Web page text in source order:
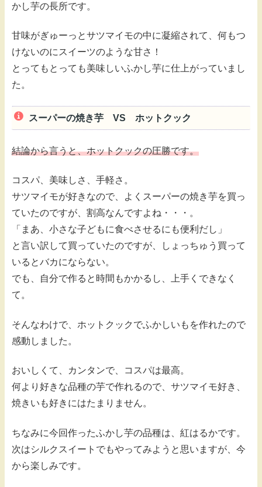
かし芋の長所です。
甘味がぎゅーっとサツマイモの中に凝縮されて、何もつ
けないのにスイーツのような甘さ！
とってもとっても美味しいふかし芋に仕上がっていまし
た。
スーパーの焼き芋 VS ホットクック
結論から言うと、ホットクックの圧勝です。
コスパ、美味しさ、手軽さ。
サツマイモが好きなので、よくスーパーの焼き芋を買っ
ていたのですが、割高なんですよね・・・。
「まあ、小さな子どもに食べさせるにも便利だし」
と言い訳して買っていたのですが、しょっちゅう買って
いるとバカにならない。
でも、自分で作ると時間もかかるし、上手くできなく
て。
そんなわけで、ホットクックでふかしいもを作れたので
感動しました。
おいしくて、カンタンで、コスパは最高。
何より好きな品種の芋で作れるので、サツマイモ好き、
焼きいも好きにはたまりません。
ちなみに今回作ったふかし芋の品種は、紅はるかです。
次はシルクスイートでもやってみようと思いますが、今
から楽しみです。